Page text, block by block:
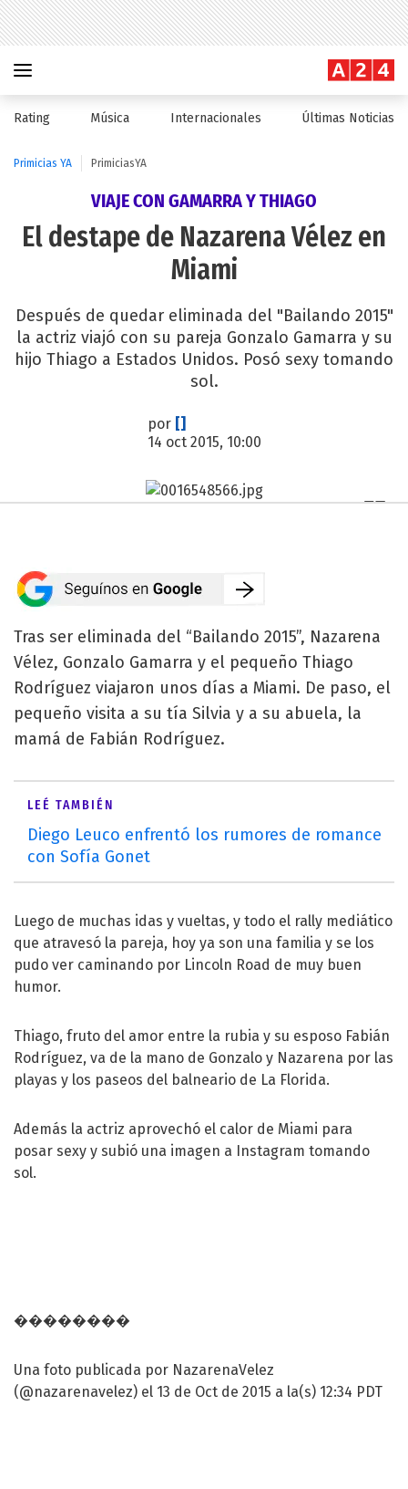
Rating Música Internacionales Últimas Noticias
Primicias YA PrimiciasYA
VIAJE CON GAMARRA Y THIAGO
El destape de Nazarena Vélez en
Miami
Después de quedar eliminada del "Bailando 2015"
la actriz viajó con su pareja Gonzalo Gamarra y su
hijo Thiago a Estados Unidos. Posó sexy tomando
sol.
por []
14 oct 2015, 10:00
Tras ser eliminada del “Bailando 2015”, Nazarena
Vélez, Gonzalo Gamarra y el pequeño Thiago
Rodríguez viajaron unos días a Miami. De paso, el
pequeño visita a su tía Silvia y a su abuela, la
mamá de Fabián Rodríguez.
LEÉ TAMBIÉN
Diego Leuco enfrentó los rumores de romance
con Sofía Gonet
Luego de muchas idas y vueltas, y todo el rally mediático
que atravesó la pareja, hoy ya son una familia y se los
pudo ver caminando por Lincoln Road de muy buen
humor.
Thiago, fruto del amor entre la rubia y su esposo Fabián
Rodríguez, va de la mano de Gonzalo y Nazarena por las
playas y los paseos del balneario de La Florida.
Además la actriz aprovechó el calor de Miami para
posar sexy y subió una imagen a Instagram tomando
sol.
��������
Una foto publicada por NazarenaVelez
(@nazarenavelez) el 13 de Oct de 2015 a la(s) 12:34 PDT